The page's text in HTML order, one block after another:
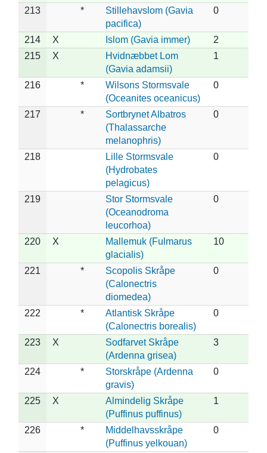
213 *
Stillehavslom (Gavia
pacifica)
0
214 X Islom (Gavia immer)
2
215
X
Hvidnæbbet Lom
(Gavia adamsii)
1
216 *
Wilsons Stormsvale
(Oceanites oceanicus)
0
217 *
Sortbrynet Albatros
(Thalassarche
melanophris)
0
218
Lille Stormsvale
(Hydrobates
pelagicus)
0
219
Stor Stormsvale
(Oceanodroma
leucorhoa)
0
220 X
Mallemuk (Fulmarus
glacialis)
10
221 *
Scopolis Skråpe
(Calonectris
diomedea)
0
222 *
Atlantisk Skråpe
(Calonectris borealis)
0
223 X
Sodfarvet Skråpe
(Ardenna grisea)
3
224 *
Storskråpe (Ardenna
gravis)
0
225 X
Almindelig Skråpe
(Puffinus puffinus)
1
226 *
Middelhavsskråpe
(Puffinus yelkouan)
0